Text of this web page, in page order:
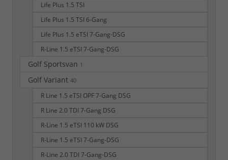
Life Plus 1.5 TSI
Life Plus 1.5 TSI 6-Gang
Life Plus 1.5 eTSI 7-Gang-DSG
R-Line 1.5 eTSI 7-Gang-DSG
Golf Sportsvan 1
Golf Variant 40
R Line 1.5 eTSI OPF 7-Gang DSG
R Line 2.0 TDI 7-Gang DSG
R-Line 1.5 eTSI 110 kW DSG
R-Line 1.5 eTSI 7-Gang-DSG
R-Line 2.0 TDI 7-Gang-DSG